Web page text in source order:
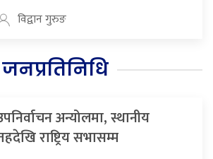
विद्वान गुरुङ
जनप्रतिनिधि
अन्योलमा, स्थानीय
राष्ट्रिय सभासम्म